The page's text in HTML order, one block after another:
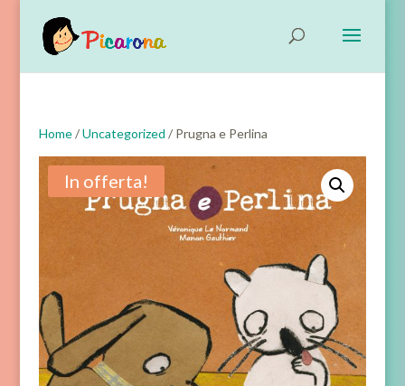
Home/Uncategorized / Prugna e Perlina
In offerta!